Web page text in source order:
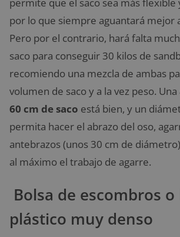
permite que el saco sea más flexible
por lo que siempre aguantará mejor
Pero por el contrario, hará falta
saco para conseguir 30 kilos de
recomiendo una mezcla de ambas
volumen de saco y a la vez peso. Una
60 cm de saco está bien, y un
permita hacer el abrazo del oso,
antebrazos (unos 30 cm de
al máximo el trabajo de agarre.
Bolsa de escombros o
plástico muy denso